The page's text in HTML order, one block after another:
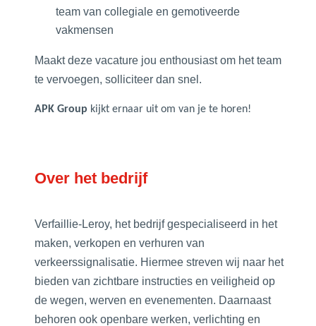
team van collegiale en gemotiveerde
vakmensen
Maakt deze vacature jou enthousiast om het team
te vervoegen, solliciteer dan snel.
APK Group kijkt ernaar uit om van je te horen!
Over het bedrijf
Verfaillie-Leroy, het bedrijf gespecialiseerd in het
maken, verkopen en verhuren van
verkeerssignalisatie. Hiermee streven wij naar het
bieden van zichtbare instructies en veiligheid op
de wegen, werven en evenementen. Daarnaast
behoren ook openbare werken, verlichting en